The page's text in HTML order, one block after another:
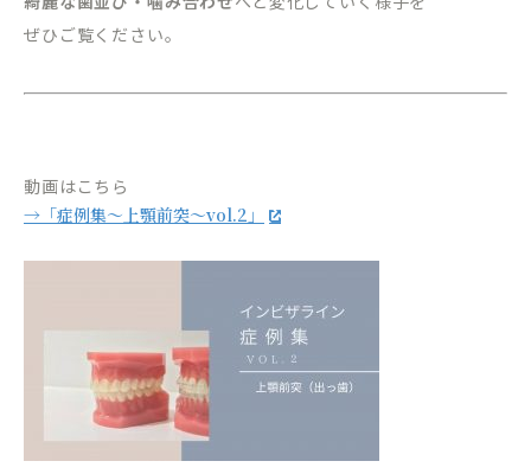
ぜひご覧ください。
動画はこちら
→「症例集〜上顎前突〜vol.2」